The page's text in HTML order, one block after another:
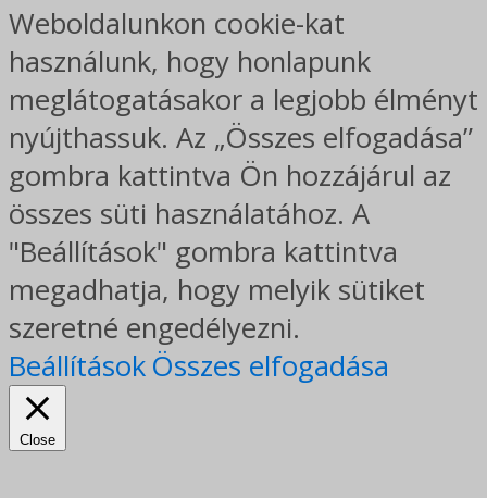
Weboldalunkon cookie-kat
használunk, hogy honlapunk
meglátogatásakor a legjobb élményt
nyújthassuk. Az „Összes elfogadása”
gombra kattintva Ön hozzájárul az
összes süti használatához. A
"Beállítások" gombra kattintva
megadhatja, hogy melyik sütiket
szeretné engedélyezni.
Beállítások Összes elfogadása
Close